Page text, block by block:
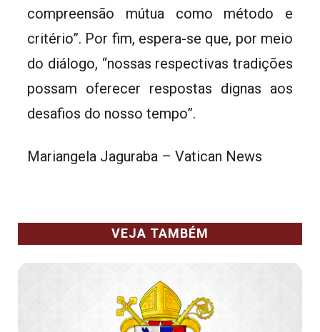
compreensão mútua como método e
critério”. Por fim, espera-se que, por meio
do diálogo, “nossas respectivas tradições
possam oferecer respostas dignas aos
desafios do nosso tempo”.
Mariangela Jaguraba – Vatican News
VEJA TAMBÉM